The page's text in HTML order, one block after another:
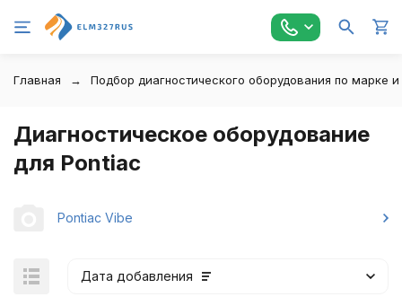
Главная Подбор диагностического оборудования по марке
Диагностическое оборудование
для Pontiac
Pontiac Vibe
Дата добавления